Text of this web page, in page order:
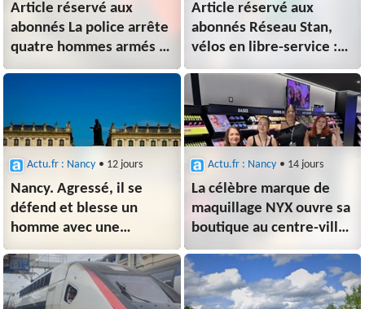
Article réservé aux
abonnés La police arrête
quatre hommes armés et
cagoulés dans une
a découvert
Article réservé aux
abonnés Réseau Stan,
vélos en libre-service :
voici ce qui va
augmenter à Nancy à
partir du 1er août 2026
Actu.fr : Nancy • 12 jours
Nancy. Agressé, il se
défend et blesse un
homme avec une
bouteille en verre
place Stanislas
Actu.fr : Nancy • 14 jours
La célèbre marque de
maquillage NYX ouvre sa
boutique au centre-ville
de Nancy